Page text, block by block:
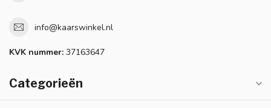
info@kaarswinkel.nl
KVK nummer: 37163647
Categorieën